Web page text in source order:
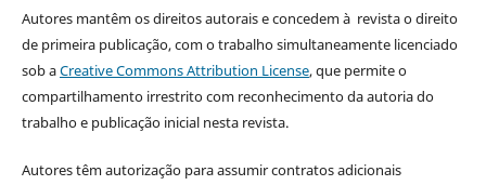
Autores mantêm os direitos autorais e concedem à revista o direito
de primeira publicação, com o trabalho simultaneamente licenciado
sob aCreative Commons Attribution License, que permite o
compartilhamento irrestrito com reconhecimento da autoria do
trabalho e publicação inicial nesta revista.
Autores têm autorização para assumir contratos adicionais